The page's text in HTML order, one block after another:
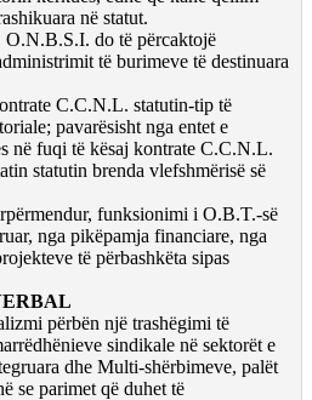
në statut.
do të përcaktojë
të burimeve të destinuara
C.C.N.L. statutin-tip të
pavarësisht nga entet e
në fuqi të kësaj kontrate C.C.N.L.
statutin brenda vlefshmërisë së
funksionimi i O.B.T.-së
nga pikëpamja financiare, nga
të përbashkëta sipas
përbën një trashëgimi të
sindikale në sektorët e
dhe Multi-shërbimeve, palët
se parimet që duhet të